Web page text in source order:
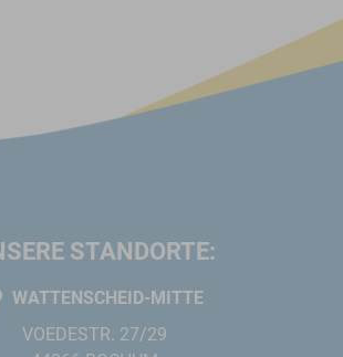
STANDORTE:
WATTENSCHEID-MITTE
VOEDESTR. 27/29